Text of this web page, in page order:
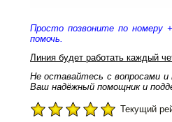
Просто позвоните по номеру
помочь.
Линия будет работать каждый
Не оставайтесь с вопросами
Ваш надёжный помощник и
Текущий